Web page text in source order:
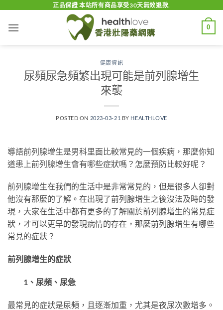
content
正品保證 本站所有商品享受30天無效退款.
0
健康資訊
尿頻尿急頻繁出現可能是前列腺增生
來襲
POSTED ON 2023-03-21 BY HEALTHLOVE
導語前列腺增生是男科里面比較常見的一個疾病，那麼你知
道患上前列腺增生會有哪些症狀嗎？怎麼預防比較好呢？
前列腺增生在我們的生活中是非常常見的，但是很多人卻對
他沒有那麼的了解。在出現了前列腺增生之後沒法及時的發
現，大家在生活中都有更多的了解關於前列腺增生的常見症
狀，才可以更早的發現病情的存在，那麼前列腺增生有哪些
常見的症狀？
前列腺增生的症狀
1、尿頻、尿急
最常見的症狀是尿頻，且逐漸加重，尤其是夜尿次數增多。